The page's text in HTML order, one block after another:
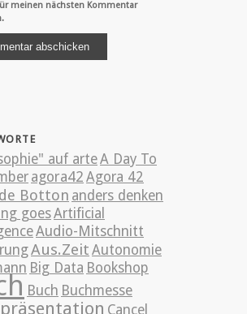
meinen nächsten Kommentar
auf arteA Day To
agora42 Agora 42
Botton anders denken
goesArtificial
Audio-Mitschnitt
Aus.Zeit Autonomie
Big Data Bookshop
Buch Buchmesse
Cancel